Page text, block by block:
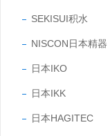
SEKISUI积水
NISCON日本精器
日本IKO
日本IKK
日本HAGITEC